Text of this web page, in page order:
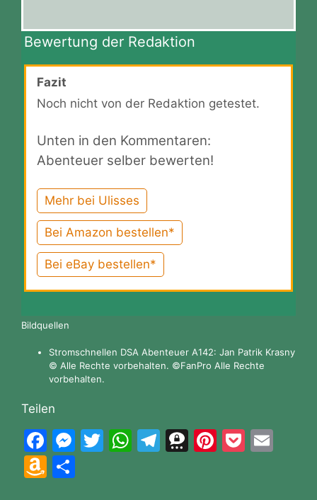
Bewertung der Redaktion
Fazit
Noch nicht von der Redaktion getestet.
Unten in den Kommentaren:
Abenteuer selber bewerten!
Mehr bei Ulisses
Bei Amazon bestellen*
Bei eBay bestellen*
Bildquellen
Stromschnellen DSA Abenteuer A142: Jan Patrik Krasny
© Alle Rechte vorbehalten. ©FanPro Alle Rechte
vorbehalten.
Teilen
F
a
c
M T
W T
T
Pi P
A